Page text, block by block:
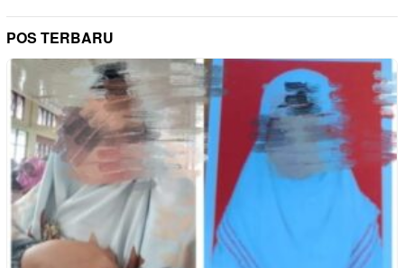
POS TERBARU